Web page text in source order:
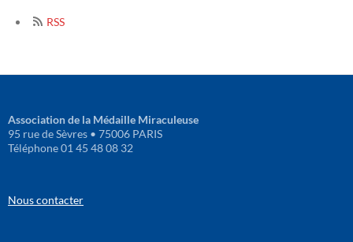
RSS
Association de la Médaille Miraculeuse
95 rue de Sèvres • 75006 PARIS
Téléphone 01 45 48 08 32
Nous contacter